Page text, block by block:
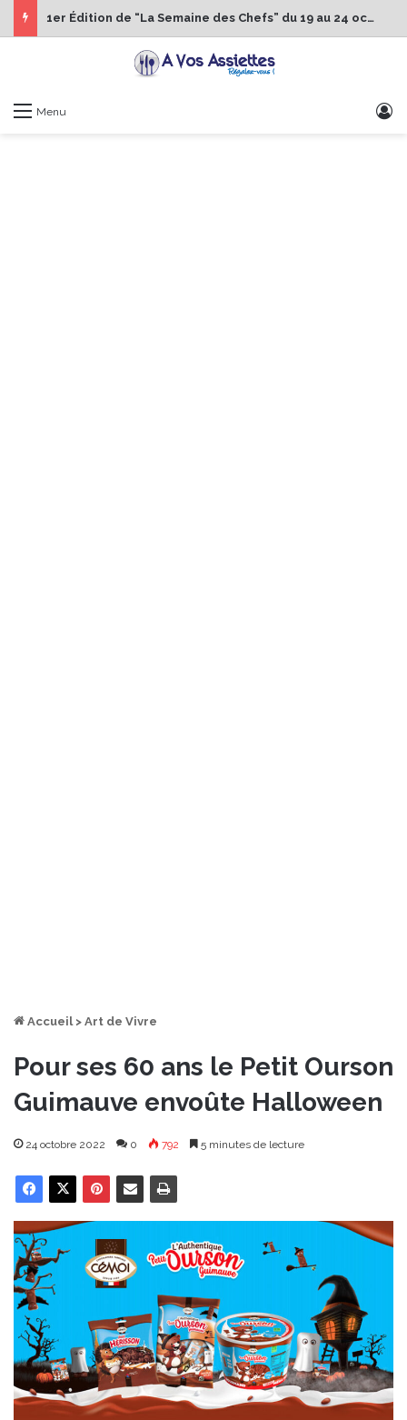
1er Édition de “La Semaine des Chefs” du 19 au 24 octobre 2026
Menu
Accueil > Art de Vivre
Pour ses 60 ans le Petit Ourson
Guimauve envoûte Halloween
24 octobre 2022 0 792 5 minutes de lecture